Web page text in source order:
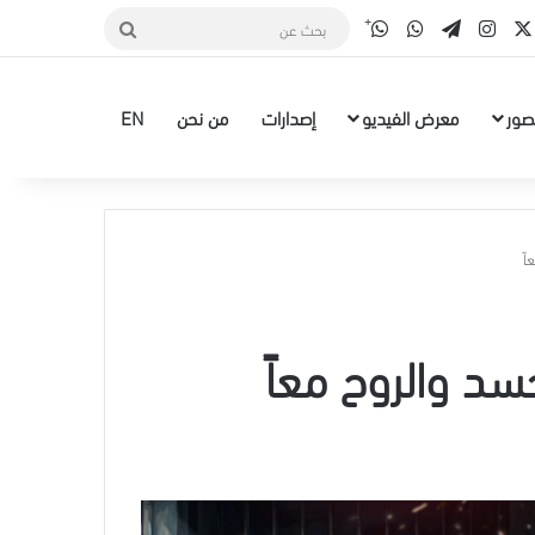
انستقرام
تيلقرامواتسابقناة الواتس أب
بحث
معرض الفيديو إصدارات من نحن EN
والروح معاً